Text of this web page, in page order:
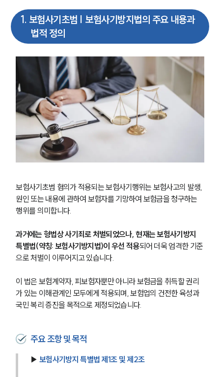
1. 보험사기초범 | 보험사기방지법의 주요 내용과
법적 정의
보험사기초범 혐의가 적용되는 보험사기행위는 보험사고의 발생,
원인 또는 내용에 관하여 보험자를 기망하여 보험금을 청구하는
행위를 의미합니다.
과거에는 형법상 사기죄로 처벌되었으나, 현재는 보험사기방지
특별법(약칭: 보험사기방지법)이 우선 적용되어 더욱 엄격한 기준
으로 처벌이 이루어지고 있습니다.
이 법은 보험계약자, 피보험자뿐만 아니라 보험금을 취득할 권리
가 있는 이해관계인 모두에게 적용되며, 보험업의 건전한 육성과
국민 복리 증진을 목적으로 제정되었습니다.
주요 조항 및 목적
▶ 보험사기방지 특별법 제1조 및 제2조